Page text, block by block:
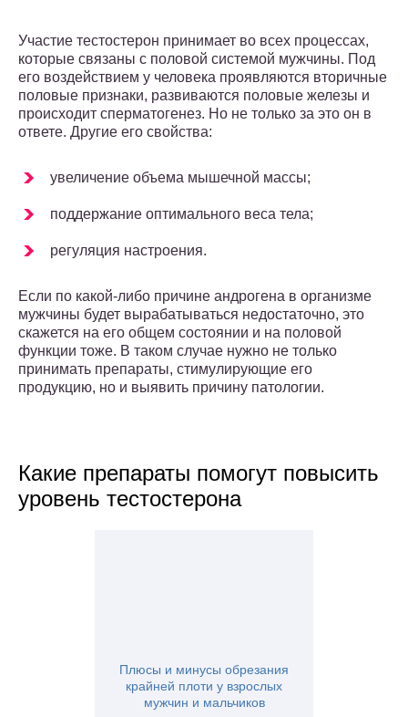
Участие тестостерон принимает во всех процессах,
которые связаны с половой системой мужчины. Под
его воздействием у человека проявляются вторичные
половые признаки, развиваются половые железы и
происходит сперматогенез. Но не только за это он в
ответе. Другие его свойства:
увеличение объема мышечной массы;
поддержание оптимального веса тела;
регуляция настроения.
Если по какой-либо причине андрогена в организме
мужчины будет вырабатываться недостаточно, это
скажется на его общем состоянии и на половой
функции тоже. В таком случае нужно не только
принимать препараты, стимулирующие его
продукцию, но и выявить причину патологии.
Какие препараты помогут повысить
уровень тестостерона
Плюсы и минусы обрезания
крайней плоти у взрослых
мужчин и мальчиков